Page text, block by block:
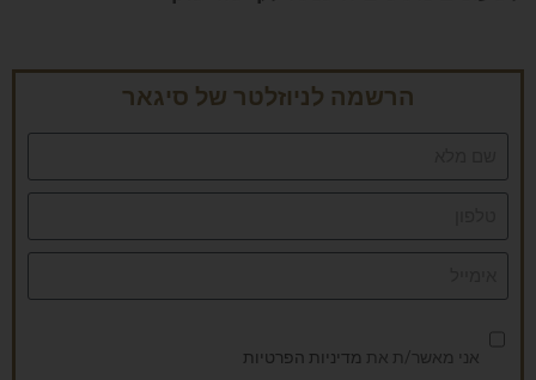
הרשמה לניוזלטר של סיגאר
אני מאשר/ת את מדיניות הפרטיות